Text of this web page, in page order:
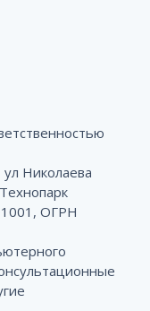
Николаева
ОГРН